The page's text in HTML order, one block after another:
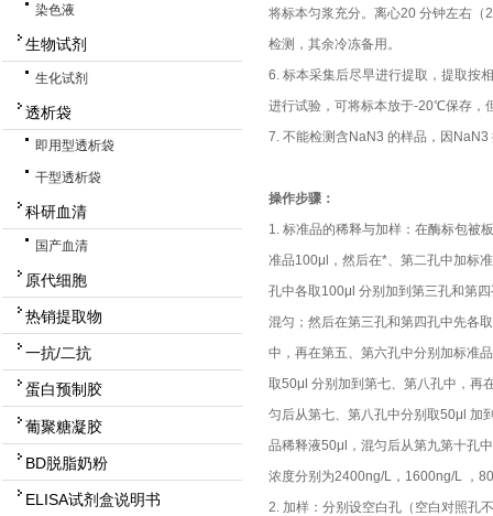
染色液
生物试剂
生化试剂
透析袋
即用型透析袋
干型透析袋
科研血清
国产血清
原代细胞
热销提取物
一抗/二抗
蛋白预制胶
葡聚糖凝胶
BD脱脂奶粉
ELISA试剂盒说明书
将标本匀浆充分。离心20 分钟左右
检测，其余冷冻备用。
6. 标本采集后尽早进行提取，提取按
进行试验，可将标本放于-20℃保存，
7. 不能检测含NaN3 的样品，因
操作步骤：
1. 标准品的稀释与加样：在酶标包被
准品100μl，然后在*、第二孔中加标
孔中各取100μl 分别加到第三孔和第
混匀；然后在第三孔和第四孔中先各
中，再在第五、第六孔中分别加标准
取50μl 分别加到第七、第八孔中，再
匀后从第七、第八孔中分别取50μl 加
品稀释液50μl，混匀后从第九第十孔
浓度分别为2400ng/L，1600ng/L ，
2. 加样：分别设空白孔（空白对照孔